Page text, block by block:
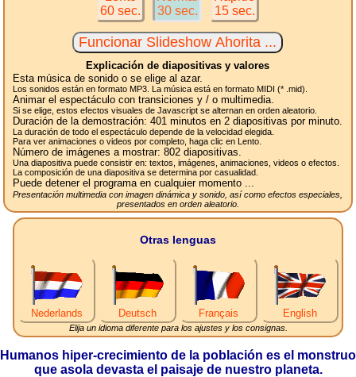
60 sec.
30 sec.
15 sec.
Explicación de diapositivas y valores
Esta música de sonido o se elige al azar.
Los sonidos están en formato MP3. La música está en formato MIDI (* .mid).
Animar el espectáculo con transiciones y / o multimedia.
Si se elige, estos efectos visuales de Javascript se alternan en orden aleatorio.
Duración de la demostración:401 minutos en 2diapositivas por minuto.
La duración de todo el espectáculo depende de la velocidad elegida.
Para ver animaciones o videos por completo, haga clic en Lento.
Número de imágenes a mostrar:802 diapositivas.
Una diapositiva puede consistir en: textos, imágenes, animaciones, videos o efectos.
La composición de una diapositiva se determina por casualidad.
Puede detener el programa en cualquier momento ...
Presentación multimedia con imagen dinámica y sonido, así como efectos especiales,
presentados en orden aleatorio.
Otras lenguas
Nederlands Deutsch Français English
Elija un idioma diferente para los ajustes y los consignas.
Humanos hiper-crecimiento de la población es el monstruo
que asola devasta el paisaje de nuestro planeta.